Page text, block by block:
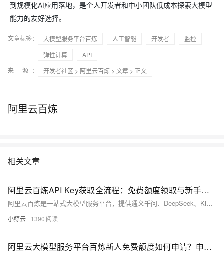
到规模化AI应用落地，是个人开发者和中小团队低成本探索大模型
能力的友好选择。
文章标签： 大模型服务平台百炼 人工智能 开发者
监控
弹性计算
API
来 源：
开发者社区 > 阿里云百炼 > 文章 > 正文
阿里云百炼
相关文章
阿里云百炼API Key获取全流程：免费额度领取与新手调用配置指南
阿里云百炼是一站式大模型服务平台，提供通义千问、DeepSeek、Kimi、GLM等数十款主流模型的API调用能力，是开发者接入国产大模型的核心入口。想要通过代码、终端工具（如Claude Code）、智能体（如OpenClaw、Hermes）调用百炼模型，必须先获取有效的API Key作为鉴权凭证。
小鲸云 1390
阿里云大模型服务平台百炼新人免费额度如何申请？申请与使用免费额度教程及常见问题解答